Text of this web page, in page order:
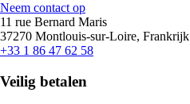
Neem contact op
11 rue Bernard Maris
37270 Montlouis-sur-Loire, Frankrijk
+33 1 86 47 62 58
Veilig betalen